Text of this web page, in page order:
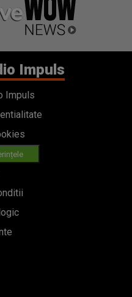
Impuls
Impuls